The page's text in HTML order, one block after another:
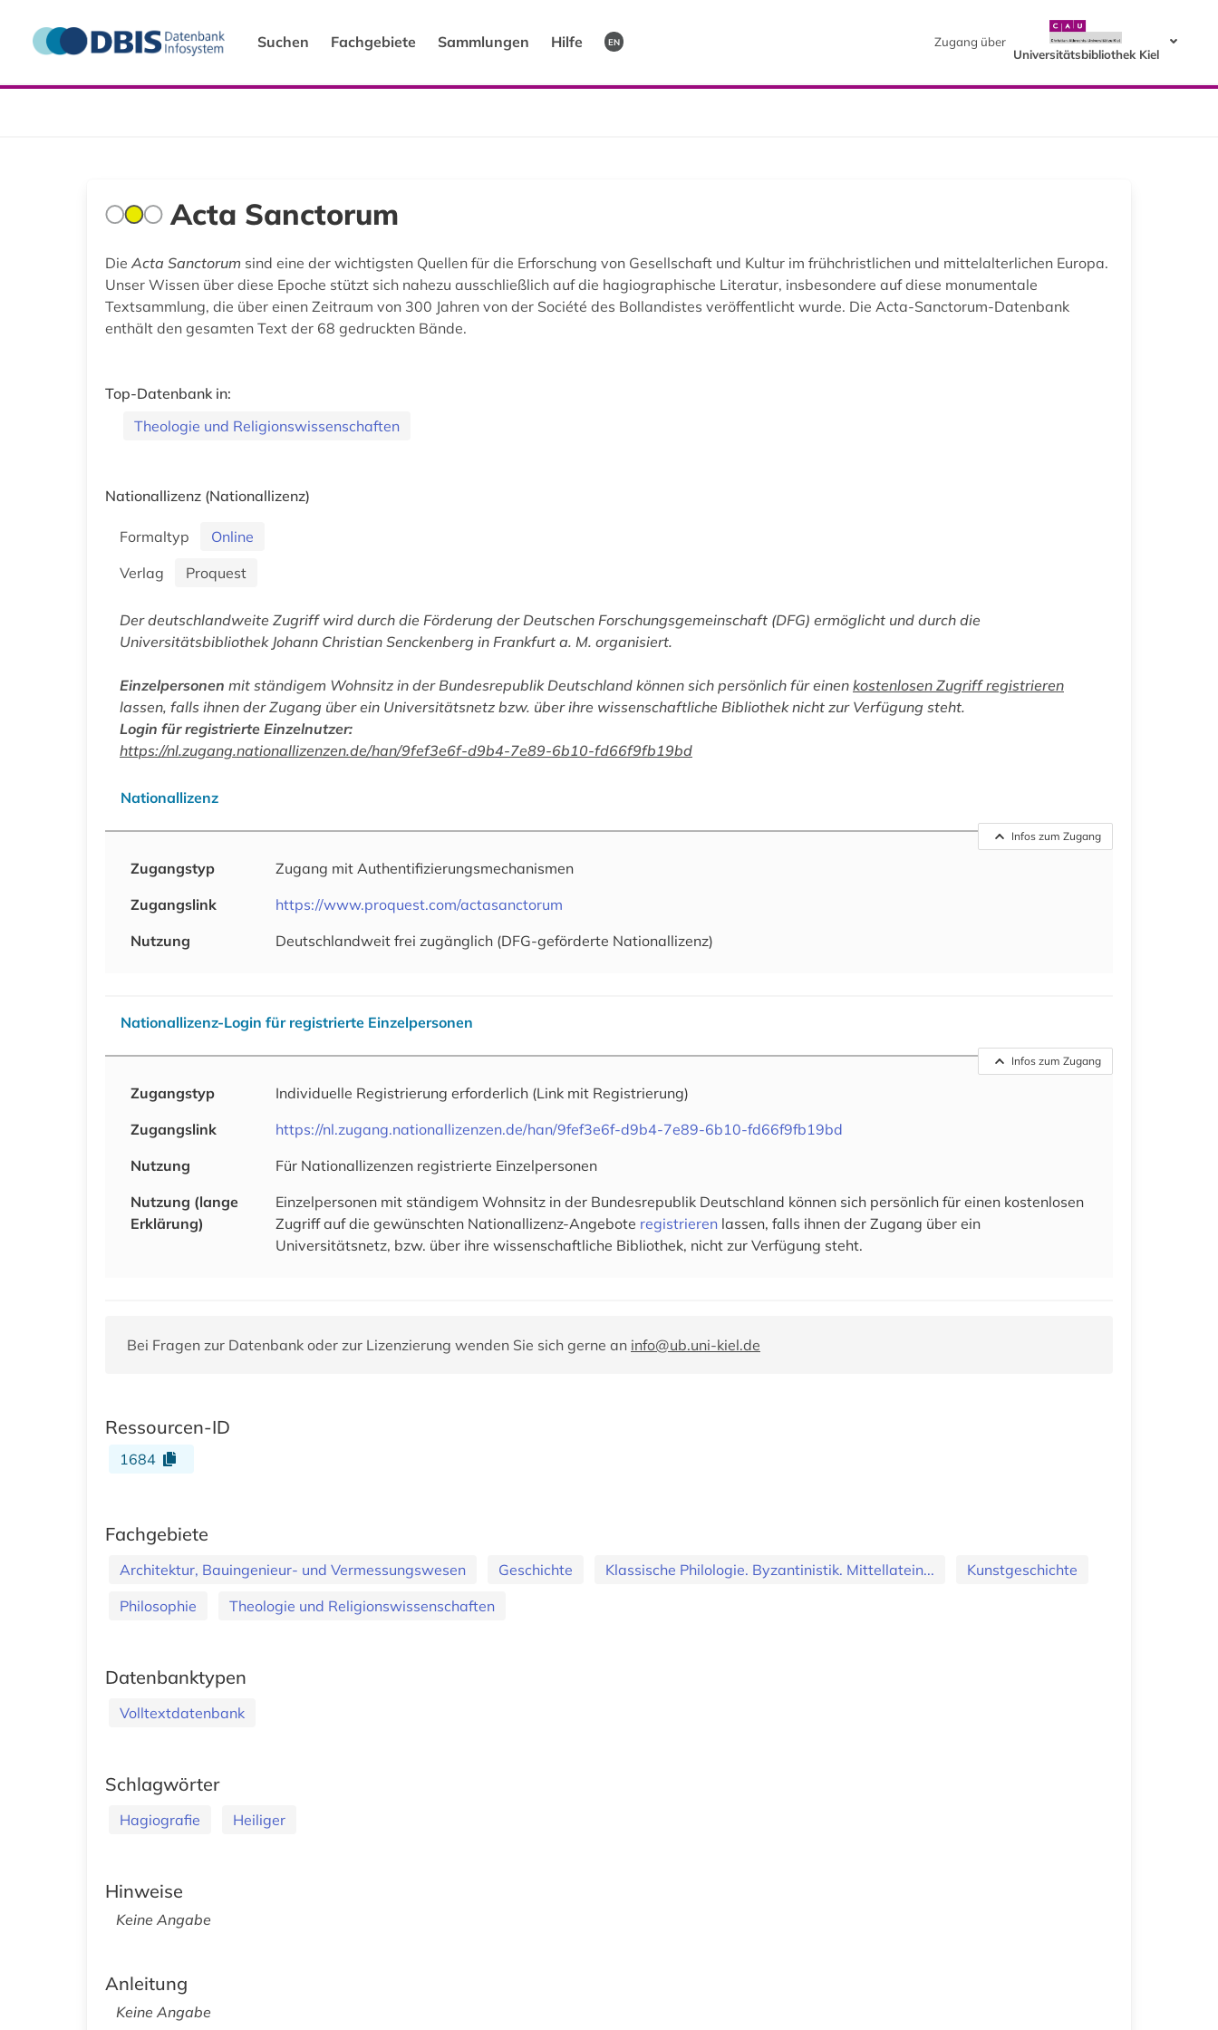
Suchen Fachgebiete Sammlungen Hilfe EN
Zugang über
Universitätsbibliothek Kiel
Acta Sanctorum
Die Acta Sanctorum sind eine der wichtigsten Quellen für die Erforschung von Gesellschaft und Kultur im frühchristlichen und mittelalterlichen Europa.
Unser Wissen über diese Epoche stützt sich nahezu ausschließlich auf die hagiographische Literatur, insbesondere auf diese monumentale
Textsammlung, die über einen Zeitraum von 300 Jahren von der Société des Bollandistes veröffentlicht wurde. Die Acta-Sanctorum-Datenbank
enthält den gesamten Text der 68 gedruckten Bände.
Top-Datenbank in:
Theologie und Religionswissenschaften
Nationallizenz (Nationallizenz)
Formaltyp
Online
Verlag
Proquest
Der deutschlandweite Zugriff wird durch die Förderung der Deutschen Forschungsgemeinschaft (DFG) ermöglicht und durch die
Universitätsbibliothek Johann Christian Senckenberg in Frankfurt a. M. organisiert.
Einzelpersonen mit ständigem Wohnsitz in der Bundesrepublik Deutschland können sich persönlich für einen kostenlosen Zugriff registrieren
lassen, falls ihnen der Zugang über ein Universitätsnetz bzw. über ihre wissenschaftliche Bibliothek nicht zur Verfügung steht.
Login für registrierte Einzelnutzer:
https://nl.zugang.nationallizenzen.de/han/9fef3e6f-d9b4-7e89-6b10-fd66f9fb19bd
Nationallizenz
Infos zum Zugang
Zugangstyp
Zugang mit Authentifizierungsmechanismen
Zugangslink
https://www.proquest.com/actasanctorum
Nutzung
Deutschlandweit frei zugänglich (DFG-geförderte Nationallizenz)
Nationallizenz-Login für registrierte Einzelpersonen
Infos zum Zugang
Zugangstyp Individuelle Registrierung erforderlich (Link mit Registrierung)
Zugangslink
https://nl.zugang.nationallizenzen.de/han/9fef3e6f-d9b4-7e89-6b10-fd66f9fb19bd
Nutzung
Für Nationallizenzen registrierte Einzelpersonen
Nutzung (lange
Erklärung)
Einzelpersonen mit ständigem Wohnsitz in der Bundesrepublik Deutschland können sich persönlich für einen kostenlosen
Zugriff auf die gewünschten Nationallizenz-Angebote registrieren lassen, falls ihnen der Zugang über ein
Universitätsnetz, bzw. über ihre wissenschaftliche Bibliothek, nicht zur Verfügung steht.
Bei Fragen zur Datenbank oder zur Lizenzierung wenden Sie sich gerne an info@ub.uni-kiel.de
Ressourcen-ID
1684
Fachgebiete
Architektur, Bauingenieur- und Vermessungswesen Geschichte Klassische Philologie. Byzantinistik. Mittellatein...
Kunstgeschichte
Philosophie
Theologie und Religionswissenschaften
Datenbanktypen
Volltextdatenbank
Schlagwörter
Hagiografie Heiliger
Hinweise
Keine Angabe
Anleitung
Keine Angabe